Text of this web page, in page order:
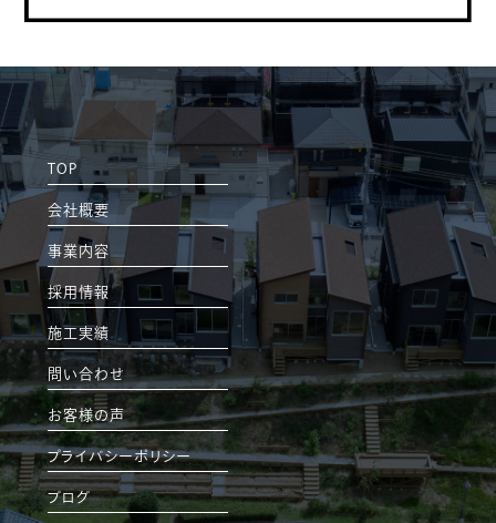
TOP
会社概要
事業内容
採用情報
施工実績
問い合わせ
お客様の声
プライバシーポリシー
ブログ